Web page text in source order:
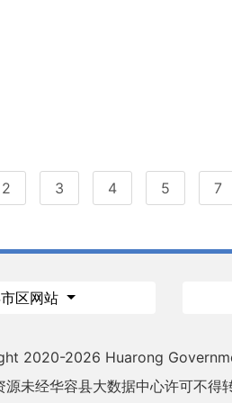
2 3 4 5 7
区网站
2020-2026 Huarong
源未经华容县大数据中心许可不得